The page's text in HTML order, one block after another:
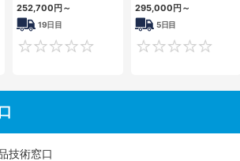
0
252,700円～
19日目
0
295,000円～
5日目
技術窓口